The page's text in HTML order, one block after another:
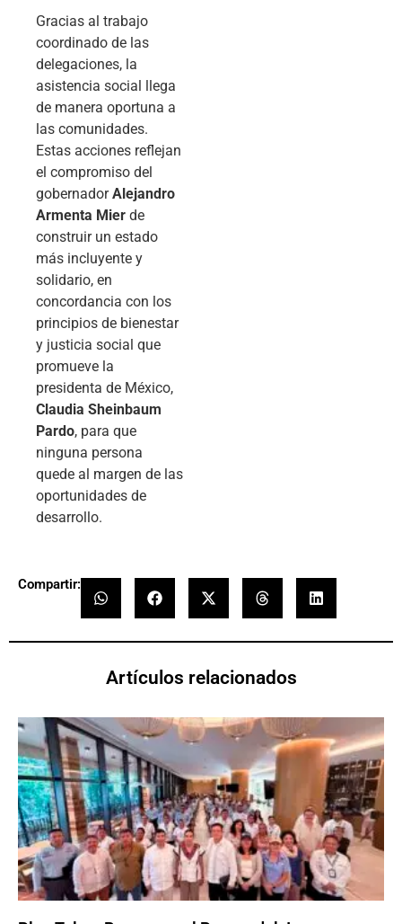
Gracias al trabajo
coordinado de las
delegaciones, la
asistencia social llega
de manera oportuna a
las comunidades.
Estas acciones reflejan
el compromiso del
gobernadorAlejandro
Armenta Mier de
construir un estado
más incluyente y
solidario, en
concordancia con los
principios de bienestar
y justicia social que
promueve la
presidenta de México,
Claudia Sheinbaum
Pardo, para que
ninguna persona
quede al margen de las
oportunidades de
desarrollo.
Compartir:
Artículos relacionados